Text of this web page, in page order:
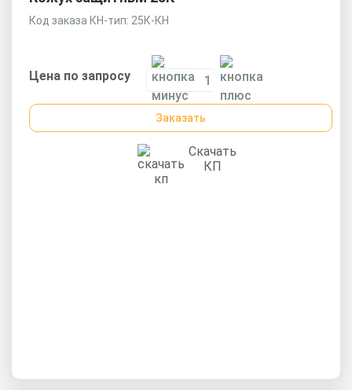
Код заказа КН-тип: 25К-КН
Цена по запросу
Заказать
Скачать
КП